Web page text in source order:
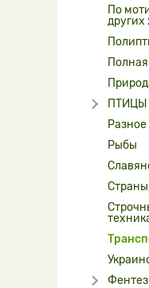
По
других
ПТИЦЫ
Разное
Рыбы